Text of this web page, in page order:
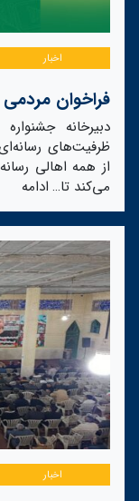
اخبار
فراخوان
دبیرخانه
ظرفیت‌های
از همه اهالی
می‌کند تا… ادامه
اخبار